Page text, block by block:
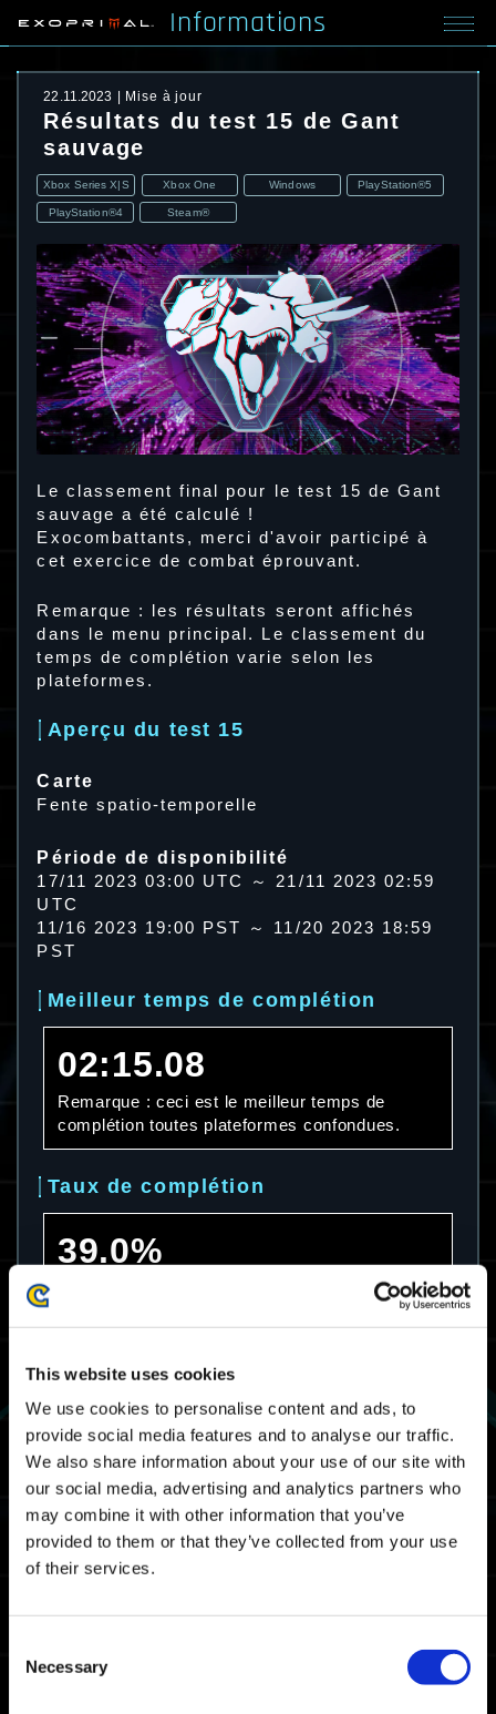
This website uses cookies
We use cookies to personalise content and ads, to
provide social media features and to analyse our traffic.
We also share information about your use of our site with
our social media, advertising and analytics partners who
may combine it with other information that you’ve
provided to them or that they’ve collected from your use
of their services.
Selection
Necessary
Informations
22.11.2023 Mise à jour
Résultats du test 15 de Gant
sauvage
Xbox Series X|S Xbox One Windows PlayStation®5
PlayStation®4 Steam®
Le classement final pour le test 15 de Gant
sauvage a été calculé !
Exocombattants, merci d'avoir participé à
cet exercice de combat éprouvant.
Remarque : les résultats seront affichés
dans le menu principal. Le classement du
temps de complétion varie selon les
plateformes.
Aperçu du test 15
Carte
Fente spatio-temporelle
Période de disponibilité
17/11 2023 03:00 UTC ～ 21/11 2023 02:59
UTC
11/16 2023 19:00 PST ～ 11/20 2023 18:59
PST
Meilleur temps de complétion
02:15.08
Remarque : ceci est le meilleur temps de
complétion toutes plateformes confondues.
Taux de complétion
39.0%
Remarque : ceci est le taux de complétion
Temps de complétion moyen
06:13.66
Remarque : ceci est le temps de complétion
moyen toutes plateformes confondues.
Temps à battre pour le classement
Maître
04:48.02
03:31.59